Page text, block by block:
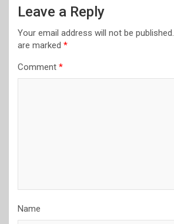
Leave a Reply
Your email address will not be published.
are marked *
Comment *
Name